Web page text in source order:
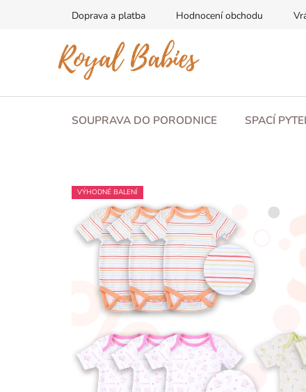
Doprava a platba Hodnocení obchodu
SOUPRAVA DO PORODNICE SPACÍ
VÝHODNÉ BALENÍ